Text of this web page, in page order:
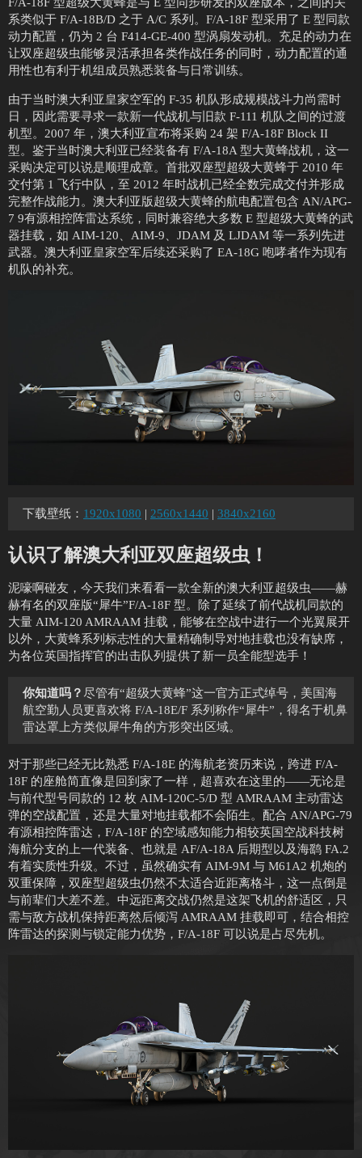
系类似于 F/A-18B/D 之于 A/C 系列。F/A-18F 型采用了 E 型同款
动力配置，仍为 2 台 F414-GE-400 型涡扇发动机。充足的动力在
让双座超级虫能够灵活承担各类作战任务的同时，动力配置的通
用性也有利于机组成员熟悉装备与日常训练。
由于当时澳大利亚皇家空军的 F-35 机队形成规模战斗力尚需时
日，因此需要寻求一款新一代战机与旧款 F-111 机队之间的过渡
机型。2007 年，澳大利亚宣布将采购 24 架 F/A-18F Block II
型。鉴于当时澳大利亚已经装备有 F/A-18A 型大黄蜂战机，这一
采购决定可以说是顺理成章。首批双座型超级大黄蜂于 2010 年
交付第 1 飞行中队，至 2012 年时战机已经全数完成交付并形成
完整作战能力。澳大利亚版超级大黄蜂的航电配置包含 AN/APG-
7 9有源相控阵雷达系统，同时兼容绝大多数 E 型超级大黄蜂的武
器挂载，如 AIM-120、AIM-9、JDAM 及 LJDAM 等一系列先进
武器。澳大利亚皇家空军后续还采购了 EA-18G 咆哮者作为现有
机队的补充。
下载壁纸： 1920x1080 | 2560x1440 | 3840x2160
认识了解澳大利亚双座超级虫！
泥嚎啊碰友，今天我们来看看一款全新的澳大利亚超级虫——赫
赫有名的双座版“犀牛”F/A-18F 型。除了延续了前代战机同款的
大量 AIM-120 AMRAAM 挂载，能够在空战中进行一个光翼展开
以外，大黄蜂系列标志性的大量精确制导对地挂载也没有缺席，
为各位英国指挥官的出击队列提供了新一员全能型选手！
你知道吗？ 尽管有“超级大黄蜂”这一官方正式绰号，美国海
航空勤人员更喜欢将 F/A-18E/F 系列称作“犀牛”，得名于机鼻
雷达罩上方类似犀牛角的方形突出区域。
对于那些已经无比熟悉 F/A-18E 的海航老资历来说，跨进 F/A-
18F 的座舱简直像是回到家了一样，超喜欢在这里的——无论是
与前代型号同款的 12 枚 AIM-120C-5/D 型 AMRAAM 主动雷达
弹的空战配置，还是大量对地挂载都不会陌生。配合 AN/APG-79
有源相控阵雷达，F/A-18F 的空域感知能力相较英国空战科技树
海航分支的上一代装备、也就是 AF/A-18A 后期型以及海鹞 FA.2
有着实质性升级。不过，虽然确实有 AIM-9M 与 M61A2 机炮的
双重保障，双座型超级虫仍然不太适合近距离格斗，这一点倒是
与前辈们大差不差。中远距离交战仍然是这架飞机的舒适区，只
需与敌方战机保持距离然后倾泻 AMRAAM 挂载即可，结合相控
阵雷达的探测与锁定能力优势，F/A-18F 可以说是占尽先机。